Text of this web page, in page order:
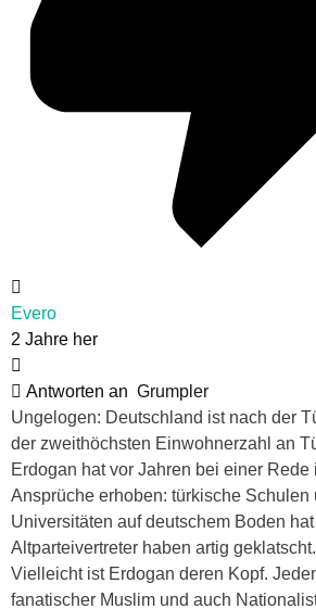
Evero
2 Jahre her
Antworten an Grumpler
Ungelogen: Deutschland ist nach der
der zweithöchsten Einwohnerzahl an
Erdogan hat vor Jahren bei einer Rede
Ansprüche erhoben: türkische Schulen
Universitäten auf deutschem Boden
Altparteivertreter haben artig
Vielleicht ist Erdogan deren Kopf.
fanatischer Muslim und auch